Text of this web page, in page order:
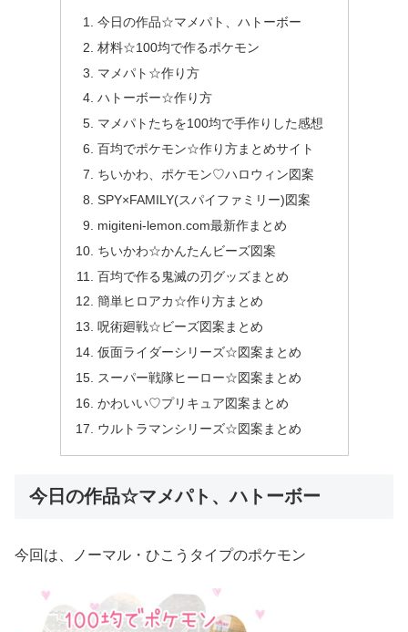
今日の作品☆マメパト、ハトーボー
材料☆100均で作るポケモン
マメパト☆作り方
ハトーボー☆作り方
マメパトたちを100均で手作りした感想
百均でポケモン☆作り方まとめサイト
ちいかわ、ポケモン♡ハロウィン図案
SPY×FAMILY(スパイファミリー)図案
migiteni-lemon.com最新作まとめ
ちいかわ☆かんたんビーズ図案
百均で作る鬼滅の刃グッズまとめ
簡単ヒロアカ☆作り方まとめ
呪術廻戦☆ビーズ図案まとめ
仮面ライダーシリーズ☆図案まとめ
スーパー戦隊ヒーロー☆図案まとめ
かわいい♡プリキュア図案まとめ
ウルトラマンシリーズ☆図案まとめ
今日の作品☆マメパト、ハトーボー
今回は、ノーマル・ひこうタイプのポケモン